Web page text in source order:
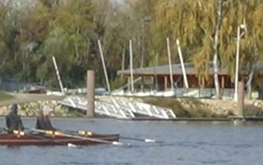
Exporter les lignes sélectionnées
Exporter toutes les colonnes
Exporter uniquement les colonnes affichées
Menu
<
>
Randonnée du Canal de Colmar et du Vieux Rhin
2026
Diaporama R.C.C.V.R. samedi 25/04/26
Diaporama R.C.C.V.R. dimanche 26/04
Article de presse